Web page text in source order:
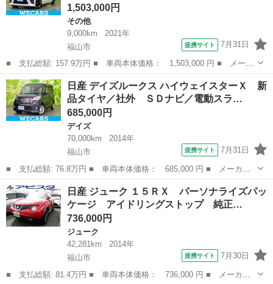
1,503,000円
その他
9,000km
2021年
福山市
提携サイト 7月31日
■ 支払総額: 157.9万円 ■ 車両本体価格： 1,503,000 円 ■ メーカ
ー名： 日産 ■ 車種名： ルークス ■ グレード名： ハイウェイ
スターＸプロパイロットエディション 保証書／純正 ９インチ Ｓ
Ｄナビ／...
広島 福山市 その他
日産 デイズルークス ハイウェイスターＸ 新
品タイヤ／社外 ＳＤナビ／電動スラ…
685,000円
デイズ
70,000km
2014年
福山市
提携サイト 7月31日
■ 支払総額: 76.8万円 ■ 車両本体価格： 685,000 円 ■ メーカー
名： 日産 ■ 車種名： デイズルークス ■ グレード名： ハイウ
ェイスターＸ 新品タイヤ／社外 ＳＤナビ／電動スライドドア／ア
ラウンドビュ...
広島 福山市 デイズ
日産 ジューク １５ＲＸ パーソナライズパッ
ケージ アイドリングストップ 純正…
736,000円
ジューク
42,281km
2014年
福山市
提携サイト 7月30日
■ 支払総額: 81.4万円 ■ 車両本体価格： 736,000 円 ■ メーカー